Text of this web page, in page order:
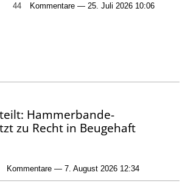
44 Kommentare — 25. Juli 2026 10:06
Hammerbande-
zu Recht in Beugehaft
Kommentare — 7. August 2026 12:34